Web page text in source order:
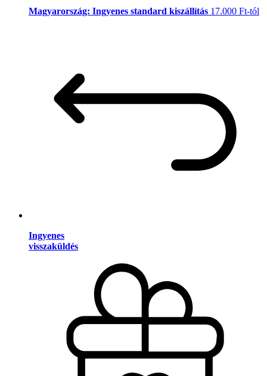
Magyarország: Ingyenes standard kiszállítás 17.000 Ft-tól
Ingyenes
visszaküldés